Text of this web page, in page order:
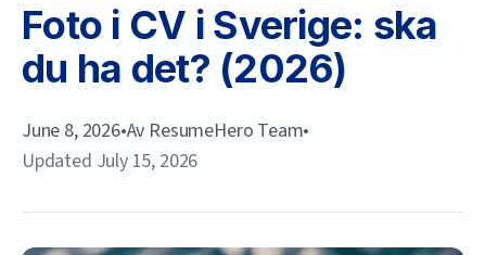
Foto i CV i Sverige: ska
du ha det? (2026)
June 8, 2026•Av ResumeHero Team•
Updated July 15, 2026